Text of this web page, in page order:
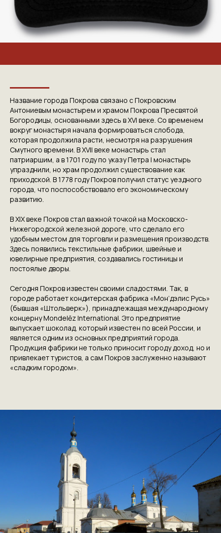
Название города Покрова связано с Покровским
Антониевым монастырем и храмом Покрова Пресвятой
Богородицы, основанными здесь в XVI веке. Со временем
вокруг монастыря начала формироваться слобода,
которая продолжила расти, несмотря на разрушения
Смутного времени. В XVII веке монастырь стал
патриаршим, а в 1701 году по указу Петра I монастырь
упразднили, но храм продолжил существование как
приходской. В 1778 году Покров получил статус уездного
города, что поспособствовало его экономическому
развитию.
В XIX веке Покров стал важной точкой на Московско-
Нижегородской железной дороге, что сделало его
удобным местом для торговли и размещения производств.
Здесь появились текстильные фабрики, швейные и
ювелирные предприятия, создавались гостиницы и
постоялые дворы.
Сегодня Покров известен своими сладостями. Так, в
городе работает кондитерская фабрика «Мон’дэлис Русь»
(бывшая «Штольверк»), принадлежащая международному
концерну Mondelēz International. Это предприятие
выпускает шоколад, который известен по всей России, и
является одним из основных предприятий города.
Продукция фабрики не только приносит городу доход, но и
привлекает туристов, а сам Покров заслуженно называют
«сладким городом».